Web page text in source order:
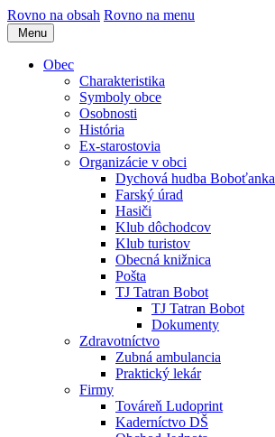
Rovno na obsah Rovno na menu
Menu
Obec
Charakteristika
Symboly obce
Osobnosti
História
Ex-starostovia
Organizácie v obci
Dychová hudba Boboťanka
Farský úrad
Hasiči
Klub dôchodcov
Klub turistov
Obecná knižnica
Pošta
TJ Tatran Bobot
TJ Tatran Bobot
Dokumenty
Zdravotníctvo
Zubná ambulancia
Praktický lekár
Firmy
Továreň Ludoprint
Kaderníctvo DŠ